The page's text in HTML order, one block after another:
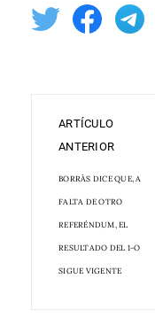
ARTÍCULO
ANTERIOR
BORRÀS DICE QUE, A
FALTA DE OTRO
REFERÉNDUM, EL
RESULTADO DEL 1-O
SIGUE VIGENTE